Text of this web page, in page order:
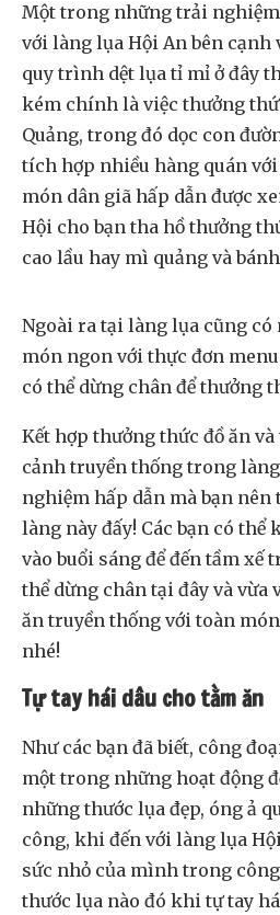
Một trong những trải
với làng lụa Hội An bên
quy trình dệt lụa tỉ mỉ ở đây
kém chính là việc thưởng
Quảng, trong đó dọc con
tích hợp nhiều hàng quán
món dân giã hấp dẫn được
Hội cho bạn tha hồ thưởng
cao lầu hay mì quảng và
Ngoài ra tại làng lụa cũng có
món ngon với thực đơn
có thể dừng chân để thưởng
Kết hợp thưởng thức đồ ăn
cảnh truyền thống trong
nghiệm hấp dẫn mà bạn
làng này đấy! Các bạn có thể
vào buổi sáng để đến tầm xế
thể dừng chân tại đây và vừa
ăn truyền thống với toàn
nhé!
Tự tay hái dâu cho tằm ăn
Như các bạn đã biết, công
một trong những hoạt động
những thước lụa đẹp, óng ả
công, khi đến với làng lụa
sức nhỏ của mình trong
thước lụa nào đó khi tự tay